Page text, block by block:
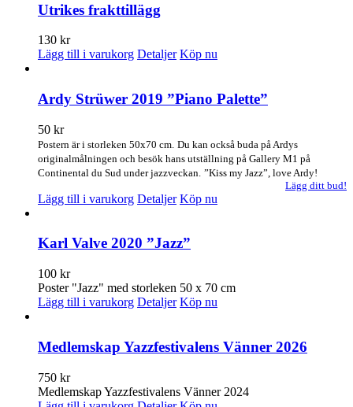
Utrikes frakttillägg
130 kr
Lägg till i varukorg Detaljer Köp nu
Ardy Strüwer 2019 ”Piano Palette”
50 kr
Postern är i storleken 50x70 cm. Du kan också buda på Ardys
originalmålningen och besök hans utställning på Gallery M1 på
Continental du Sud under jazzveckan. ”Kiss my Jazz”, love Ardy!
Lägg ditt bud!
Lägg till i varukorg Detaljer Köp nu
Karl Valve 2020 ”Jazz”
100 kr
Poster "Jazz" med storleken 50 x 70 cm
Lägg till i varukorg Detaljer Köp nu
Medlemskap Yazzfestivalens Vänner 2026
750 kr
Medlemskap Yazzfestivalens Vänner 2024